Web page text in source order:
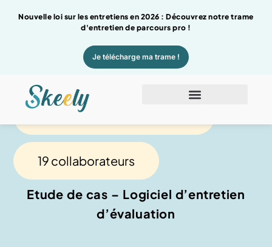
Nouvelle loi sur les entretiens en 2026 : Découvrez notre trame
d'entretien de parcours pro !
Je télécharge ma trame !
Agence de communication
19 collaborateurs
Etude de cas – Logiciel d’entretien
d’évaluation